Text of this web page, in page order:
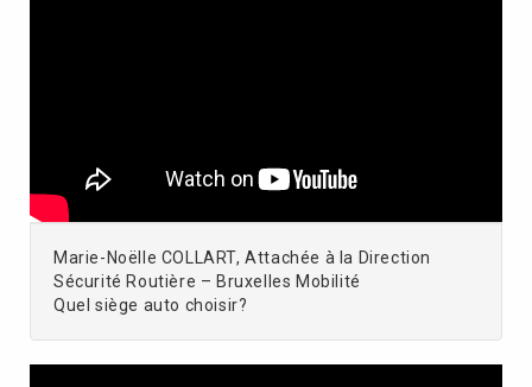
Marie-Noëlle COLLART, Attachée à la Direction
Sécurité Routière – Bruxelles Mobilité
Quel siège auto choisir?